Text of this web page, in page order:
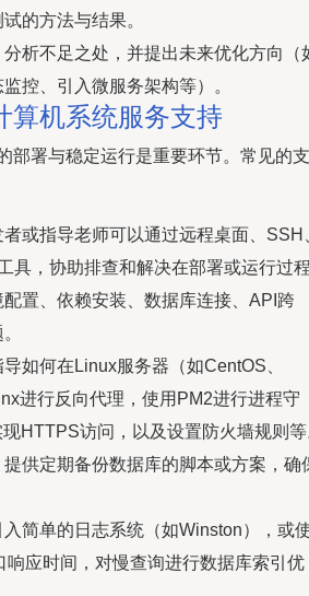
的方法与结果。
分析不足之处，并提出未来优化方向（
控、引入微服务架构等）。
算机系统服务支持
部署与稳定运行是重要环节。常见的支
者或指导老师可以通过远程桌面、SSH
具，协助排查和解决在部署或运行过
置、依赖安装、数据库连接、API跨
导如何在Linux服务器（如CentOS、
进行反向代理，使用PM2进行进程守
HTTPS访问，以及设置防火墙规则
提供定期备份数据库的脚本或方案，确
入简单的日志系统（如Winston），或
响应时间，对慢查询进行数据库索引优